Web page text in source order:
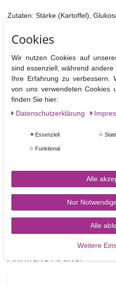
Zutaten: Stärke (Kartoffel),
Aroma (Erdbeere),
SFS025 Zuckerblumen-
250g
Nährwert pro 100 g
345 kcal
davon Zucker
Eiweiße 0,2 g
Ähnliche Artikel
Cookies
Wir nutzen Cookies auf
sind essenziell, während
Ihre Erfahrung zu verbessern.
von uns verwendeten Cookies
finden Sie hier:
Daten­schutz­erklärung
Essenziell
Funktional
Alle
Nur
Alle
Weitere